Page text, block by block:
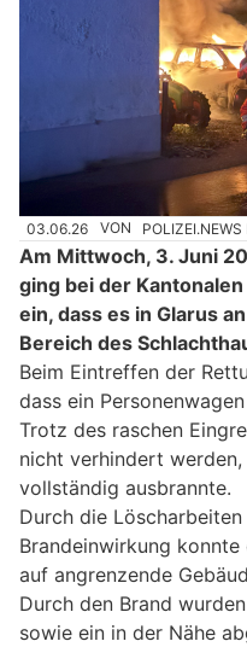
03.06.26 VON
Am Mittwoch, 3. Juni
ging bei der
ein, dass es in Glarus
Bereich des
Beim Eintreffen der
dass ein
Trotz des raschen
nicht verhindert werden,
vollständig ausbrannte.
Durch die
Brandeinwirkung konnte
auf angrenzende
Durch den Brand
sowie ein in der Nähe